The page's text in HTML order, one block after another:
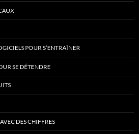
POUR S’ENTRAÎNER
SE DÉTENDRE
DES CHIFFRES